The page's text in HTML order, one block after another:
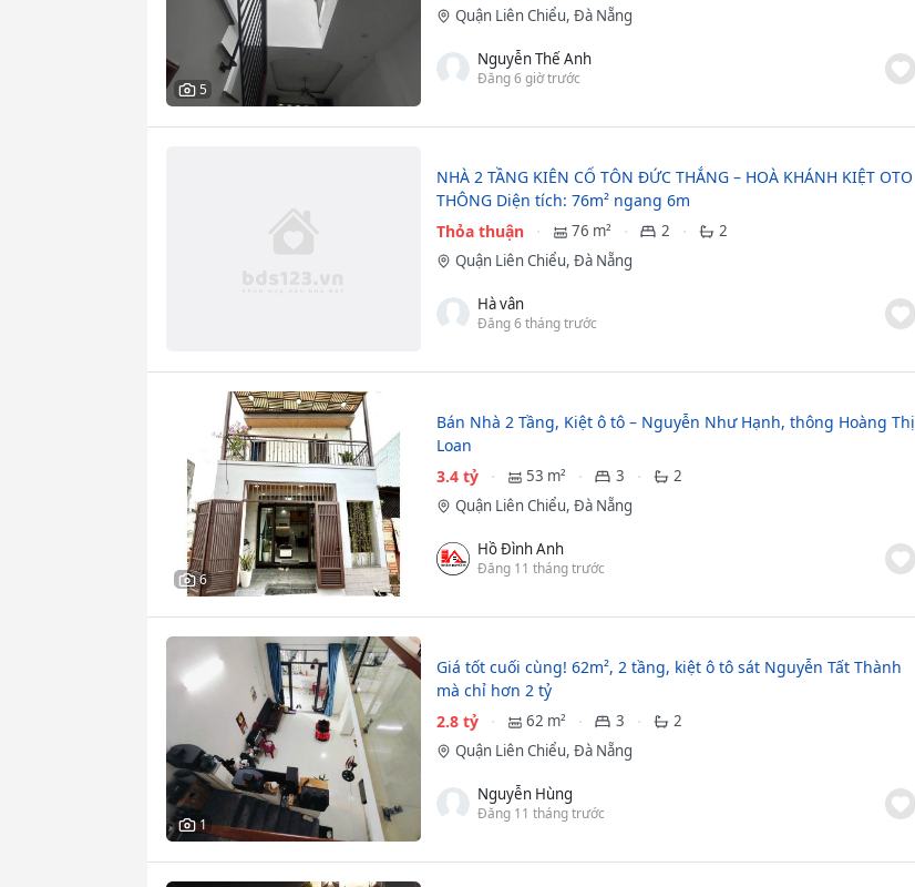
5
Quận Liên Chiểu, Đà Nẵng
Nguyễn Thế Anh
Đăng 6 giờ trước
NHÀ 2 TẦNG KIÊN CỐ TÔN ĐỨC THẮNG – HOÀ KHÁNH KIỆT OTO
THÔNG Diện tích: 76m² ngang 6m
Thỏa thuận
76 m² 2
2
Quận Liên Chiểu, Đà Nẵng
Hà vân
Đăng 6 tháng trước
6
Bán Nhà 2 Tầng, Kiệt ô tô – Nguyễn Như Hạnh, thông Hoàng Thị
Loan
3.4 tỷ
53 m² 3
2
Quận Liên Chiểu, Đà Nẵng
Hồ Đình Anh
Đăng 11 tháng trước
1
Giá tốt cuối cùng! 62m², 2 tầng, kiệt ô tô sát Nguyễn Tất Thành
mà chỉ hơn 2 tỷ
2.8 tỷ
62 m² 3
2
Quận Liên Chiểu, Đà Nẵng
Nguyễn Hùng
Đăng 11 tháng trước